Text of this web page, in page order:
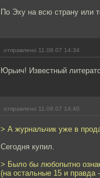
По Эху на всю страну или
отправлено 11.08.07 14:34
Юрьич! Известный
отправлено 11.08.07 14:40
> А журнальчик уже в
Сегодня купил.
> Было бы любопытно
(на остальные 15 и правда